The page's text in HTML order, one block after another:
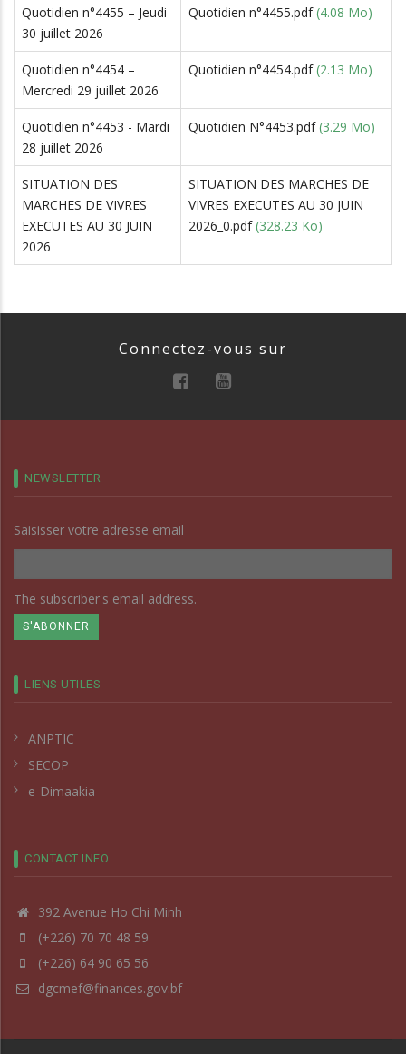
Quotidien n°4455 – Jeudi
30 juillet 2026
Quotidien n°4455.pdf (4.08 Mo)
Quotidien n°4454 –
Mercredi 29 juillet 2026
Quotidien n°4454.pdf (2.13 Mo)
Quotidien n°4453 - Mardi
28 juillet 2026
Quotidien N°4453.pdf (3.29 Mo)
SITUATION DES
MARCHES DE VIVRES
EXECUTES AU 30 JUIN
2026
SITUATION DES MARCHES DE
VIVRES EXECUTES AU 30 JUIN
2026_0.pdf (328.23 Ko)
Connectez-vous sur
NEWSLETTER
Saisisser votre adresse email
The subscriber's email address.
LIENS UTILES
ANPTIC
SECOP
e-Dimaakia
CONTACT INFO
392 Avenue Ho Chi Minh
(+226) 70 70 48 59
(+226) 64 90 65 56
dgcmef@finances.gov.bf